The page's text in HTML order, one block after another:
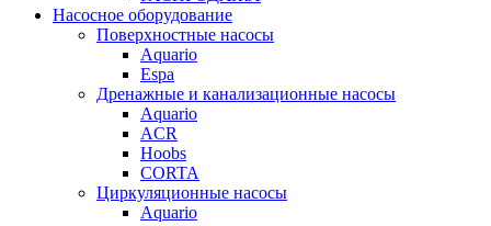
Насосное оборудование
Поверхностные насосы
Aquario
Espa
Дренажные и канализационные насосы
Aquario
ACR
Hoobs
CORTA
Циркуляционные насосы
Aquario